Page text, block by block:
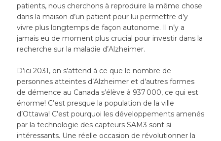
patients, nous cherchons à reproduire la même chose
dans la maison d’un patient pour lui permettre d’y
vivre plus longtemps de façon autonome. Il n’y a
jamais eu de moment plus crucial pour investir dans la
recherche sur la maladie d’Alzheimer.
D’ici 2031, on s’attend à ce que le nombre de
personnes atteintes d’Alzheimer et d’autres formes
de démence au Canada s’élève à 937 000, ce qui est
énorme! C’est presque la population de la ville
d’Ottawa! C’est pourquoi les développements amenés
par la technologie des capteurs SAM3 sont si
intéressants. Une réelle occasion de révolutionner la